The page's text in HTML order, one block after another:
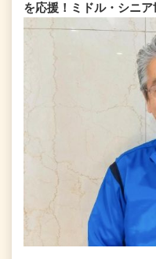
を応援！ミドル・シニア